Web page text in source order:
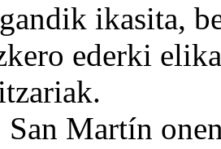
ikasita,
ederki
Martín onen